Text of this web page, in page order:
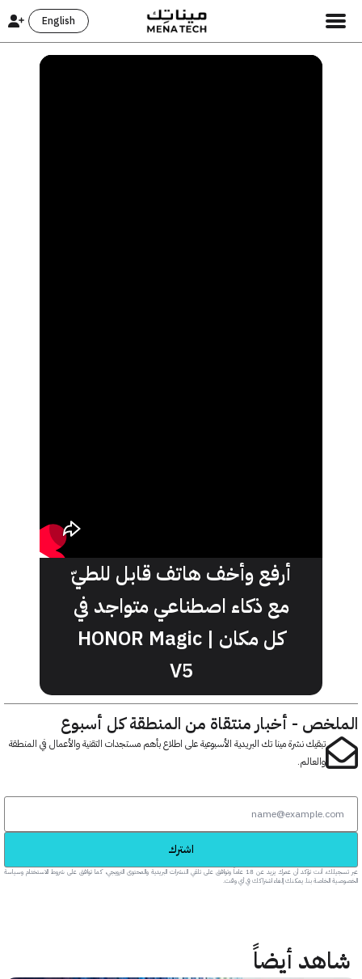
English
أرفع وأخف هاتف قابل للطيّ
مع ذكاء اصطناعي متواجد في
كل مكان | HONOR Magic
- أخبار منتقاة من المنطقة كل أسبوع
تبقيك نشرة مينا تك البريدية الأسبوعية على اطلاع بأهم مستجدات التقنية والأعمال في المنطقة
والعالم.
عبر تسجيلك، أنت تؤكد أن عمرك يزيد عن 18 عاماً وتوافق على تلقي النشرات البريدية والمحتوى الترويجي، كما توافق على شروط الاستخدام وسياسة
بنا. يمكنك إلغاء اشتراكك في أي وقت.
أيضاً